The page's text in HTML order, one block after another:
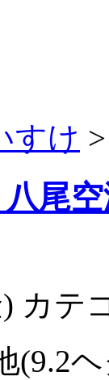
すけ
尾空
カテ
(9.2